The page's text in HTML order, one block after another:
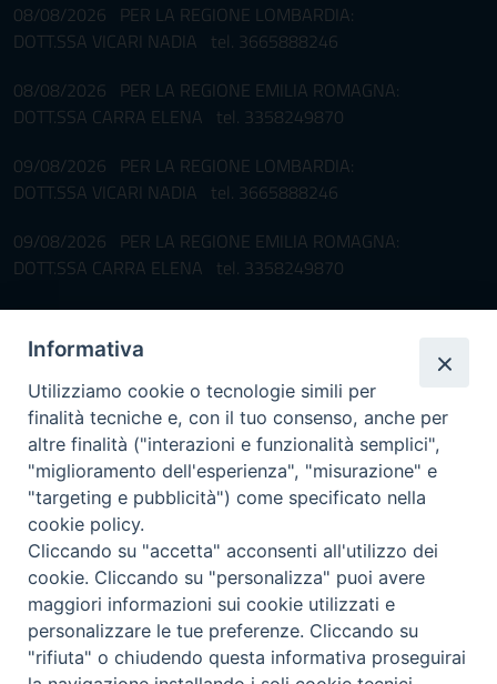
08/08/2026 PER LA REGIONE LOMBARDIA:
DOTT.SSA VICARI NADIA tel. 3665888246
08/08/2026 PER LA REGIONE EMILIA ROMAGNA:
DOTT.SSA CARRA ELENA tel. 3358249870
09/08/2026 PER LA REGIONE LOMBARDIA:
DOTT.SSA VICARI NADIA tel. 3665888246
09/08/2026 PER LA REGIONE EMILIA ROMAGNA:
DOTT.SSA CARRA ELENA tel. 3358249870
Il servizio di Pronta Disponibilità viene garantito per entrambe le
Regioni nelle giornate di sabato e nei giorni festivi: dalle 08.00
alle 20.00
Accompagnare il campione con la scheda di segnalazione caso
(Link alla Circolare)e la relativa modulistica
Per l'Emilia-Romagna :
Per la Lombardia :Link al Mod.Accompagnamento
08/08/2026 PER LA REGIONE LOMBARDIA:
DR. PAVONI ENRICO tel. 3391639372
Informativa
Utilizziamo cookie o tecnologie simili per
finalità tecniche e, con il tuo consenso, anche per
altre finalità ("interazioni e funzionalità semplici",
"miglioramento dell'esperienza", "misurazione" e
"targeting e pubblicità") come specificato nella
cookie policy.
Cliccando su "accetta" acconsenti all'utilizzo dei
cookie. Cliccando su "personalizza" puoi avere
maggiori informazioni sui cookie utilizzati e
personalizzare le tue preferenze. Cliccando su
"rifiuta" o chiudendo questa informativa proseguirai